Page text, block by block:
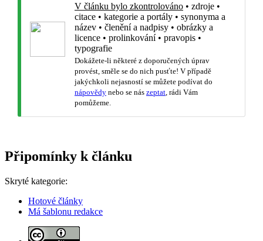
V článku bylo zkontrolováno • zdroje •
citace • kategorie a portály • synonyma a
název • členění a nadpisy • obrázky a
licence • prolinkování• pravopis •
typografie
Dokážete-li některé z doporučených úprav
provést, směle se do nich pusťte! V případě
jakýchkoli nejasností se můžete podívat do
nápovědy nebo se nás zeptat , rádi Vám
pomůžeme.
Připomínky k článku
Skryté kategorie:
Hotové články
Má šablonu redakce